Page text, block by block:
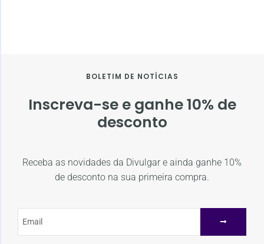
BOLETIM DE NOTÍCIAS
Inscreva-se e ganhe 10% de
desconto
Receba as novidades da Divulgar e ainda ganhe 10%
de desconto na sua primeira compra.